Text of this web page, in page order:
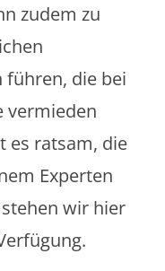
zudem zu
führen, die bei
vermieden
es ratsam, die
Experten
wir hier